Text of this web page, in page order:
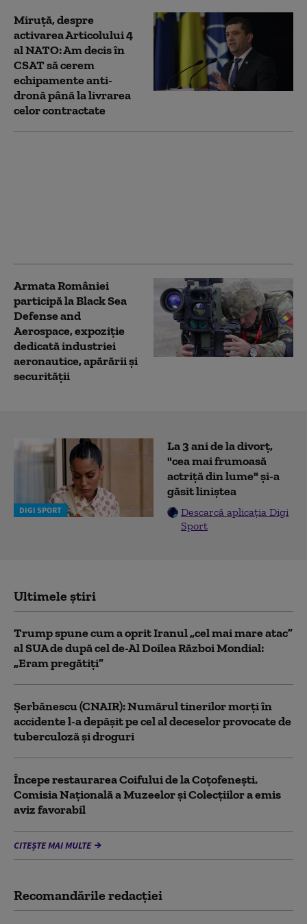
Miruță, despre
activarea Articolului 4
al NATO: Am decis în
CSAT să cerem
echipamente anti-
dronă până la livrarea
celor contractate
Armata României
participă la Black Sea
Defense and
Aerospace, expoziție
dedicată industriei
aeronautice, apărării și
securităţii
DIGI SPORT
La 3 ani de la divorț,
"cea mai frumoasă
actriță din lume" și-a
găsit liniștea
Descarcă aplicația Digi
Sport
Ultimele știri
Trump spune cum a oprit Iranul „cel mai mare atac”
al SUA de după cel de-Al Doilea Război Mondial:
„Eram pregătiți”
Şerbănescu (CNAIR): Numărul tinerilor morţi în
accidente l-a depăşit pe cel al deceselor provocate de
tuberculoză şi droguri
Începe restaurarea Coifului de la Coțofenești.
Comisia Naţională a Muzeelor şi Colecţiilor a emis
aviz favorabil
CITEȘTE MAI MULTE
Recomandările redacţiei